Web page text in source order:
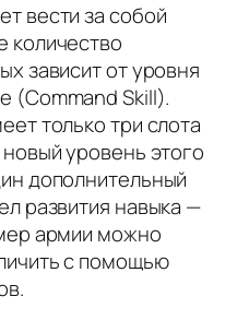
вести за собой
количество
зависит от уровня
(Command Skill).
только три слота
уровень этого
дополнительный
развития навыка —
армии можно
с помощью